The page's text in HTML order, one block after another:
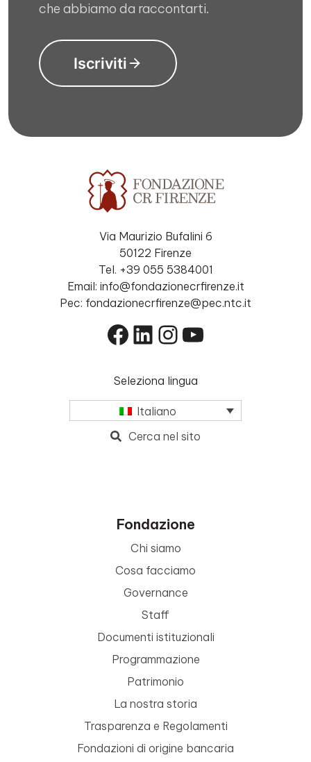
che abbiamo da raccontarti.
Iscriviti
Via Maurizio Bufalini 6
50122 Firenze
Tel. +39 055 5384001
Email: info@fondazionecrfirenze.it
Pec: fondazionecrfirenze@pec.ntc.it
Facebook
LinkedIn
Instagram
YouTube
Seleziona lingua
Italiano
Cerca nel sito
Fondazione
Chi siamo
Cosa facciamo
Governance
Staff
Documenti istituzionali
Programmazione
Patrimonio
La nostra storia
Trasparenza e Regolamenti
Fondazioni di origine bancaria